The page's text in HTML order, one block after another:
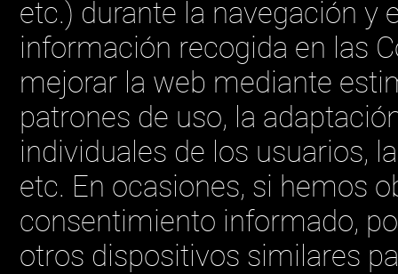
etc.) durante la navegación y
información recogida en las
mejorar la web mediante
patrones de uso, la
individuales de los usuarios,
etc. En ocasiones, si hemos
consentimiento informado,
otros dispositivos similares